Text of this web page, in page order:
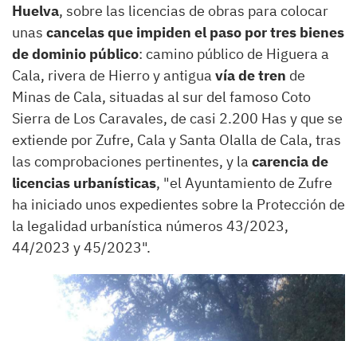
Huelva, sobre las licencias de obras para colocar
unas cancelas que impiden el paso por tres bienes
de dominio público: camino público de Higuera a
Cala, rivera de Hierro y antigua vía de tren de
Minas de Cala, situadas al sur del famoso Coto
Sierra de Los Caravales, de casi 2.200 Has y que se
extiende por Zufre, Cala y Santa Olalla de Cala, tras
las comprobaciones pertinentes, y la carencia de
licencias urbanísticas, "el Ayuntamiento de Zufre
ha iniciado unos expedientes sobre la Protección de
la legalidad urbanística números 43/2023,
44/2023 y 45/2023".